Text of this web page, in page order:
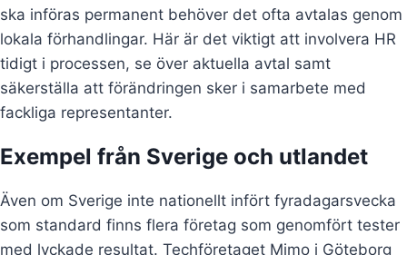
ska införas permanent behöver det ofta avtalas genom
lokala förhandlingar. Här är det viktigt att involvera HR
tidigt i processen, se över aktuella avtal samt
säkerställa att förändringen sker i samarbete med
fackliga representanter.
Exempel från Sverige och utlandet
Även om Sverige inte nationellt infört fyradagarsvecka
som standard finns flera företag som genomfört tester
med lyckade resultat. Techföretaget Mimo i Göteborg